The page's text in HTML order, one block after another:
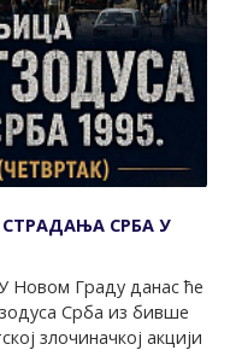
СРБА У
Граду данас ће
Срба из бивше
злочиначкој акцији